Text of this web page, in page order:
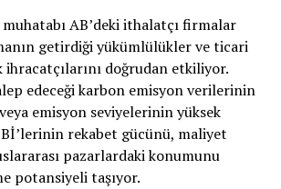
muhatabı AB’deki ithalatçı firmalar
getirdiği yükümlülükler ve ticari
doğrudan etkiliyor.
edeceği karbon emisyon verilerinin
emisyon seviyelerinin yüksek
rekabet gücünü, maliyet
pazarlardaki konumunu
potansiyeli taşıyor.